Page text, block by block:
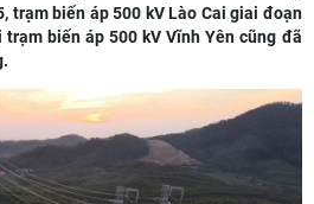
trạm biến áp 500 kV Lào Cai giai đoạn
biến áp 500 kV Vĩnh Yên cũng đã